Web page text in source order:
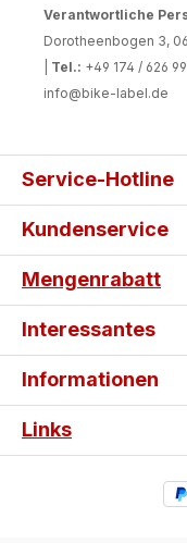
Verantwortliche
Dorotheenbogen 3,
Tel.: +49 174 / 626 99
info@bike-label.de
Service-Hotline
Kundenservice
Mengenrabatt
Interessantes
Informationen
Links